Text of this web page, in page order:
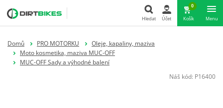
Hledat Účet
0
Košík Menu
Domů PRO MOTORKU
Oleje, kapaliny, maziva
Moto kosmetika, maziva MUC-OFF
MUC-OFF Sady a výhodné balení
Náš kód: P16400